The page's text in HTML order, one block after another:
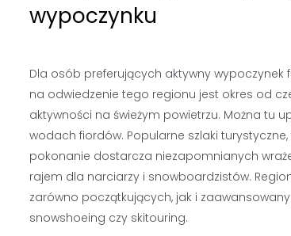
wypoczynku
Dla osób preferujących aktywny wypoczynek
na odwiedzenie tego regionu jest okres od
aktywności na świeżym powietrzu. Można tu
wodach fiordów. Popularne szlaki
pokonanie dostarcza niezapomnianych
rajem dla narciarzy i snowboardzistów.
zarówno początkujących, jak i
snowshoeing czy skitouring.